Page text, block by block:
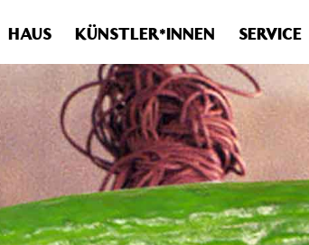
Verwende stattdessen get_permalink(). in
HAUS KÜNSTLER*INNEN SERVICE